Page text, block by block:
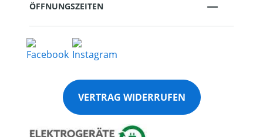
ÖFFNUNGSZEITEN
VERTRAG WIDERRUFEN